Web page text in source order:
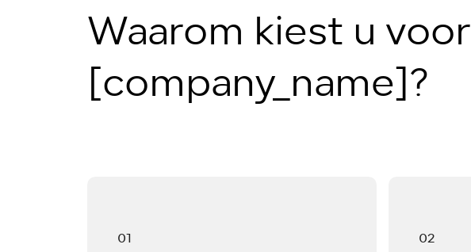
Waarom kiest u voor
[company_name]?
01 02